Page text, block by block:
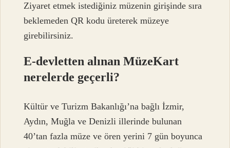
Ziyaret etmek istediğiniz müzenin girişinde sıra
beklemeden QR kodu üreterek müzeye
girebilirsiniz.
E-devletten alınan MüzeKart
nerelerde geçerli?
Kültür ve Turizm Bakanlığı’na bağlı İzmir,
Aydın, Muğla ve Denizli illerinde bulunan
40’tan fazla müze ve ören yerini 7 gün boyunca